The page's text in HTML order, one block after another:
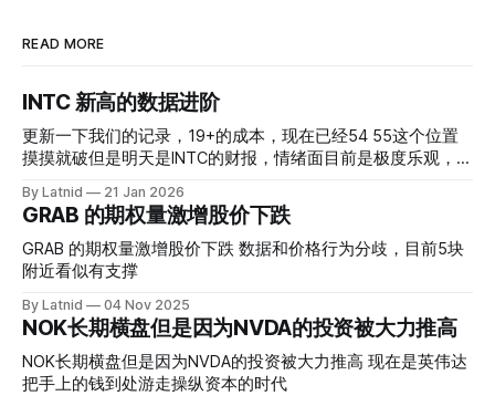
READ MORE
INTC 新高的数据进阶
更新一下我们的记录，19+的成本，现在已经54 55这个位置
摸摸就破但是明天是INTC的财报，情绪面目前是极度乐观，反
是突破前的支撑CC感觉可以做，放远些, 因为18A的经验还未
真正得到普遍大众的关注，当然财报可以继续出新消息顶一下
压力位置。 数据在70驻扎 整体呈现 47 – 60 短期位置
By Latnid 21 Jan 2026
GRAB 的期权量激增股价下跌
GRAB 的期权量激增股价下跌 数据和价格行为分歧，目前5块
附近看似有支撑
By Latnid 04 Nov 2025
NOK长期横盘但是因为NVDA的投资被大力推高
NOK长期横盘但是因为NVDA的投资被大力推高 现在是英伟达
把手上的钱到处游走操纵资本的时代